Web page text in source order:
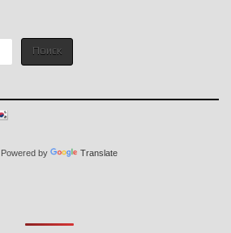
Поиск
Powered by Translate